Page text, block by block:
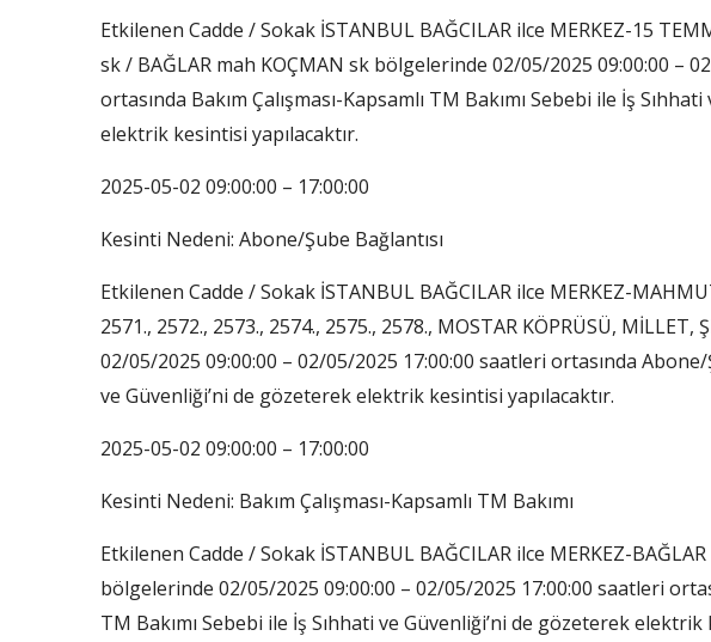
Etkilenen Cadde / Sokak İSTANBUL BAĞCILAR ilce MERKEZ-15
sk / BAĞLAR mah KOÇMAN sk bölgelerinde 02/05/2025 09:00:00 –
ortasında Bakım Çalışması-Kapsamlı TM Bakımı Sebebi ile İş
elektrik kesintisi yapılacaktır.
2025-05-02 09:00:00 – 17:00:00
Kesinti Nedeni: Abone/Şube Bağlantısı
Etkilenen Cadde / Sokak İSTANBUL BAĞCILAR ilce MERKEZ-
2571., 2572., 2573., 2574., 2575., 2578., MOSTAR KÖPRÜSÜ,
02/05/2025 09:00:00 – 02/05/2025 17:00:00 saatleri ortasında Abone/
ve Güvenliği’ni de gözeterek elektrik kesintisi yapılacaktır.
2025-05-02 09:00:00 – 17:00:00
Kesinti Nedeni: Bakım Çalışması-Kapsamlı TM Bakımı
Etkilenen Cadde / Sokak İSTANBUL BAĞCILAR ilce MERKEZ-
bölgelerinde 02/05/2025 09:00:00 – 02/05/2025 17:00:00 saatleri
TM Bakımı Sebebi ile İş Sıhhati ve Güvenliği’ni de gözeterek elektrik